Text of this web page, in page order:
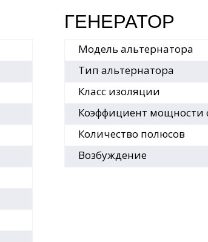
ГЕНЕРАТОР
Модель альтернатора
Тип альтернатора
Класс изоляции
Коэффициент мощности
Количество полюсов
Возбуждение